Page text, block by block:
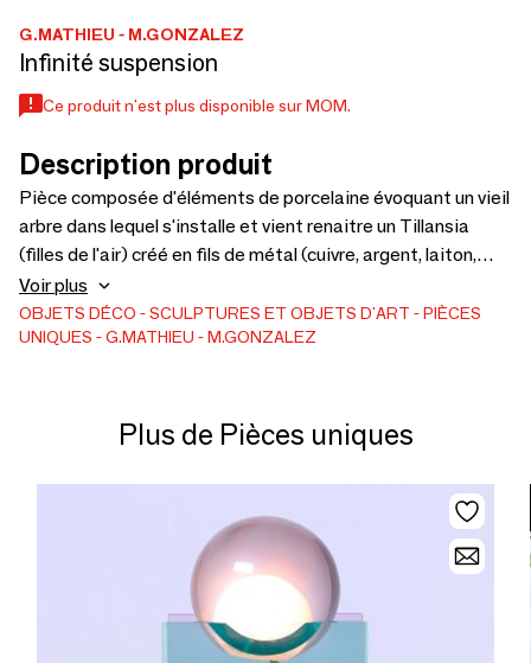
G.MATHIEU - M.GONZALEZ
Infinité suspension
Ce produit n'est plus disponible sur MOM.
Description produit
Pièce composée d'éléments de porcelaine évoquant un vieil
arbre dans lequel s'installe et vient renaitre un Tillansia
(filles de l'air) créé en fils de métal (cuivre, argent, laiton,
inox) et petits bourgeons de porcelaine. Une allégorie de la
force et de la légèreté de la nature. Des ensembles en
suspension avec plusieurs diamètres ou longueurs sont
Voir plus
OBJETS DÉCO SCULPTURES ET OBJETS D'ART
PIÈCES
UNIQUES
G.MATHIEU - M.GONZALEZ
Plus de Pièces uniques